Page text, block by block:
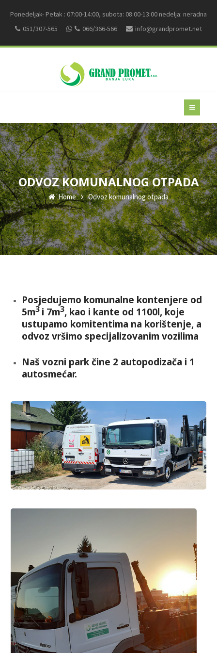
Ponedeljak- Petak : 07:00-14:00, subota: 08:00-13:00 nedelja: neradna
051/307-565
066/366-566 info@grandpromet.net
ODVOZ KOMUNALNOG OTPADA
Home Odvoz komunalnog otpada
Posjedujemo komunalne kontenjere od
5m3i 7m3, kao i kante od 1100l, koje
ustupamo komitentima na korištenje, a
odvoz vršimo specijalizovanim vozilima
Naš vozni park čine 2 autopodizača i 1
autosmećar.